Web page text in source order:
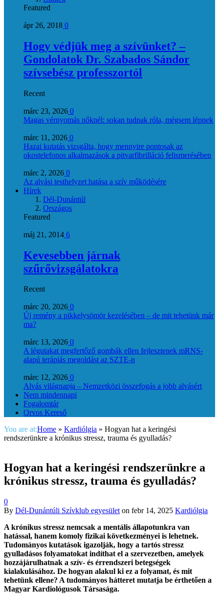
Featured
ápr 26, 2018 0
Hogy védjük meg a szívünket? –
Gondolatok Dr. Szabados Sándor
szívsebész professzortól
Recent
márc 23, 2026 0
Magas vérnyomás nőknél: sokan tudnak róla, mégsem lépnek
márc 11, 2026 0
Hazai kutatás vizsgálta, hogy mennyire pontosak az
okostelefonos alkalmazások a pitvarfibrilláció felismerésében
márc 2, 2026 0
Az alvási testhelyzet hatása a szív működésére
Hírek
Dél-Dunántúl
Országos
Featured
máj 21, 2014 6
Kevesebben járnak
szűrővizsgálatokra
Recent
márc 20, 2026 0
Új remény a pikkelysömör kezelésében – de mit tehetünk már
ma?
márc 13, 2026 0
A légutakat megfertőző gombák ellen fejlesztenek mRNS-
alapú terápiás megoldást az SZTE-n
márc 12, 2026 0
Alvás világnapja – Nemzetközi összefogás a jobb alvásért
Nem mindennapi
Fogalomtár
Orvos Kereső
You are at:Home » Kardiólgia » Hogyan hat a keringési
rendszerünkre a krónikus stressz, trauma és gyulladás?
Hogyan hat a keringési rendszerünkre a
krónikus stressz, trauma és gyulladás?
0
By Dél-Dunántúli Szívklub egyesület on febr 14, 2025 Kardiólgia
A krónikus stressz nemcsak a mentális állapotunkra van
hatással, hanem komoly fizikai következményei is lehetnek.
Tudományos kutatások igazolják, hogy a tartós stressz
gyulladásos folyamatokat indíthat el a szervezetben, amelyek
hozzájárulhatnak a szív- és érrendszeri betegségek
kialakulásához. De hogyan alakul ki ez a folyamat, és mit
tehetünk ellene? A tudományos hátteret mutatja be érthetően a
Magyar Kardiológusok Társasága.